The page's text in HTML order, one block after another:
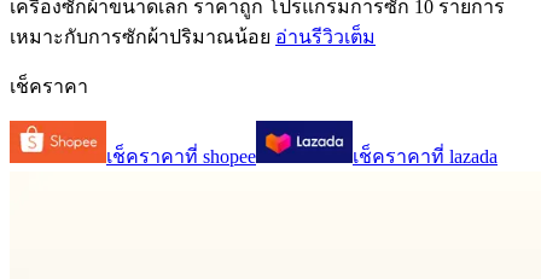
เครื่องซักผ้าขนาดเล็ก ราคาถูก โปรแกรมการซัก 10 รายการ
เหมาะกับการซักผ้าปริมาณน้อย อ่านรีวิวเต็ม
เช็คราคา
เช็คราคาที่ shopee เช็คราคาที่ lazada